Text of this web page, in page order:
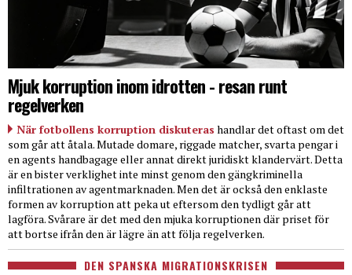
Mjuk korruption inom idrotten - resan runt
regelverken
När fotbollens korruption diskuteras handlar det oftast om det
som går att åtala. Mutade domare, riggade matcher, svarta pengar i
en agents handbagage eller annat direkt juridiskt klandervärt. Detta
är en bister verklighet inte minst genom den gängkriminella
infiltrationen av agentmarknaden. Men det är också den enklaste
formen av korruption att peka ut eftersom den tydligt går att
lagföra. Svårare är det med den mjuka korruptionen där priset för
att bortse ifrån den är lägre än att följa regelverken.
DEN SPANSKA MIGRATIONSKRISEN